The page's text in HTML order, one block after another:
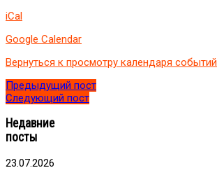
iCal
Google Calendar
Вернуться к просмотру календаря событий
Предыдущий пост
Следующий пост
Недавние
посты
23.07.2026